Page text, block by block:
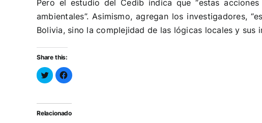
Pero el estudio del Cedib indica que “estas
ambientales”. Asimismo, agregan los
Bolivia, sino la complejidad de las lógicas locales y sus
Share this:
Haz
clic
para
Twitter
(Se
abre
Haz
clic
Facebook
(Se
abre
Relacionado